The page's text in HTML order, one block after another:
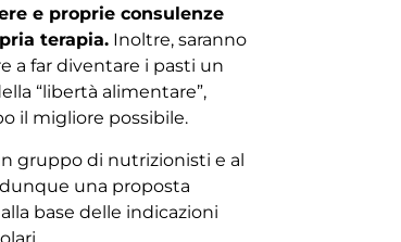
e proprie consulenze
terapia. Inoltre, saranno
a far diventare i pasti un
“libertà alimentare”,
il migliore possibile.
gruppo di nutrizionisti e al
una proposta
base delle indicazioni